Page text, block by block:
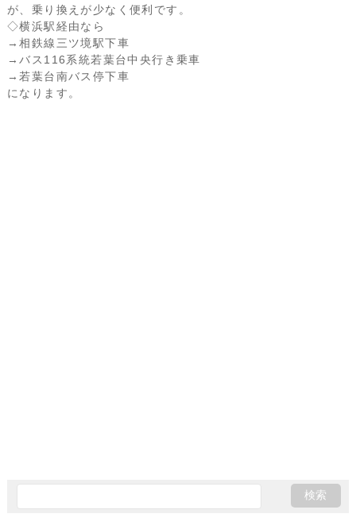
が、乗り換えが少なく便利です。
◇横浜駅経由なら
→相鉄線三ツ境駅下車
→バス116系統若葉台中央行き乗車
→若葉台南バス停下車
になります。